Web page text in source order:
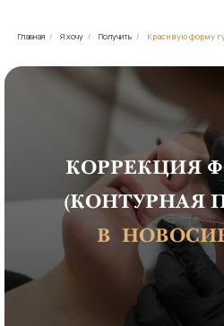
Главная / Я хочу / Получить / Красивую форму
КОРРЕКЦИЯ
(КОНТУРНАЯ
В